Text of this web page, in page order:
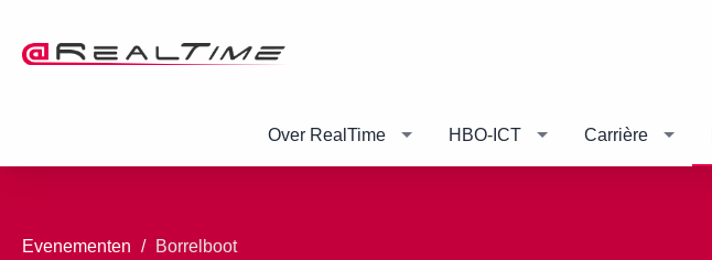
Over RealTime HBO-ICT Carrière
Evenementen Borrelboot